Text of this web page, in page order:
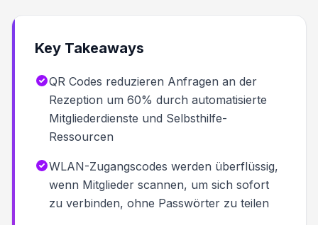
Key Takeaways
QR Codes reduzieren Anfragen an der
Rezeption um 60% durch automatisierte
Mitgliederdienste und Selbsthilfe-
Ressourcen
WLAN-Zugangscodes werden überflüssig,
wenn Mitglieder scannen, um sich sofort
zu verbinden, ohne Passwörter zu teilen